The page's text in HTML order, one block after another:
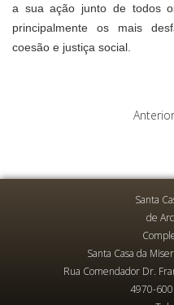
a sua ação junto de todos
principalmente os mais
coesão e justiça social.
Anterior
Santa
de
Santa Casa da
Rua Comendador Dr.
4970-